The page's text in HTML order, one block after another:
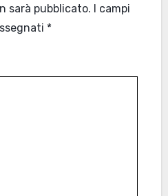
sarà pubblicato.
I campi
*